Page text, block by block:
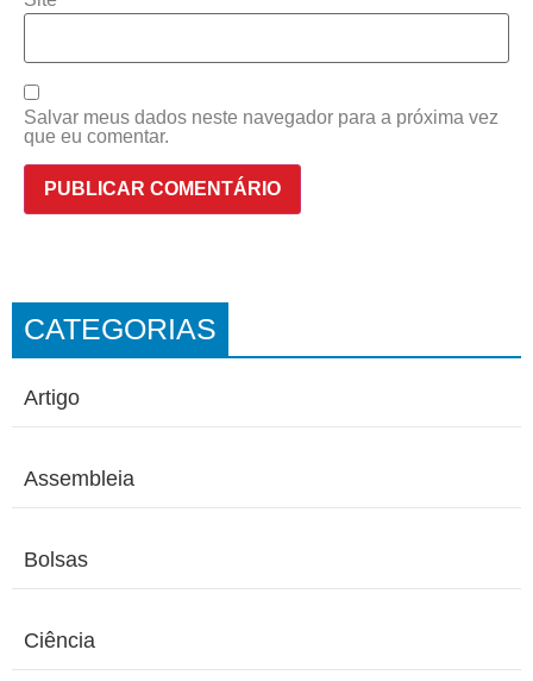
Salvar meus dados neste navegador para a próxima vez
que eu comentar.
CATEGORIAS
Artigo
Assembleia
Bolsas
Ciência